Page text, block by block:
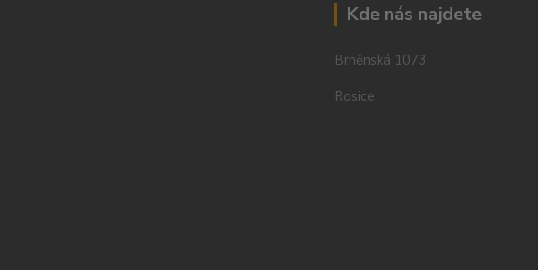
Kde nás najdete
Brněnská 1073
Rosice